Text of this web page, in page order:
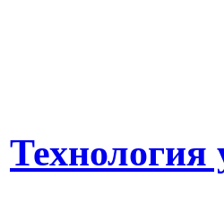
Технология